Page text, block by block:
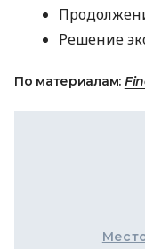
Решение
По материалам: